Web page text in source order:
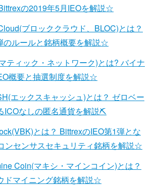
の2019年5月IEOを解説☆
ブロッククラウド、BLOC)とは？
のルールと銘柄概要を解説☆
ティック・ネットワーク)とは? バイナ
概要と抽選制度を解説☆
エックスキャッシュ)とは？ ゼロベー
ICOなしの匿名通貨を解説⛏️
とは？ BittrexのIEO第1弾とな
ンセンサスセキュリティ銘柄を解説☆
Coin(マキシ・マインコイン)とは？
ドマイニング銘柄を解説☆